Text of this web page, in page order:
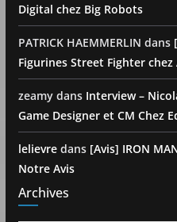
Digital chez Big Robots
PATRICK HAEMMERLIN dans
Figurines Street Fighter chez
zeamydans Interview –
Game Designer et CM Chez
lelievredans [Avis] IRON
Notre Avis
Archives